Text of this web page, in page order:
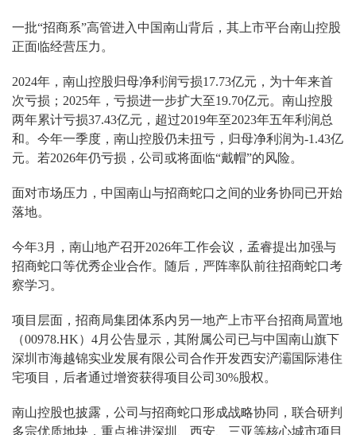
一批“招商系”高管进入中国南山背后，其上市平台南山控股
正面临经营压力。
2024年，南山控股归母净利润亏损17.73亿元，为十年来首
次亏损；2025年，亏损进一步扩大至19.70亿元。南山控股
两年累计亏损37.43亿元，超过2019年至2023年五年利润总
和。今年一季度，南山控股仍未扭亏，归母净利润为-1.43亿
元。若2026年仍亏损，公司或将面临“戴帽”的风险。
面对市场压力，中国南山与招商蛇口之间的业务协同已开始
落地。
今年3月，南山地产召开2026年工作会议，孟睿提出加强与
招商蛇口等优秀企业合作。随后，严阵率队前往招商蛇口考
察学习。
项目层面，招商局集团体系内另一地产上市平台招商局置地
（00978.HK）4月公告显示，其附属公司已与中国南山旗下
深圳市海越锦实业发展有限公司合作开发西安浐灞国际港住
宅项目，后者通过增资获得项目公司30%股权。
南山控股也披露，公司与招商蛇口形成战略协同，联合研判
多宗优质地块，重点推进深圳、西安、三亚等核心城市项目